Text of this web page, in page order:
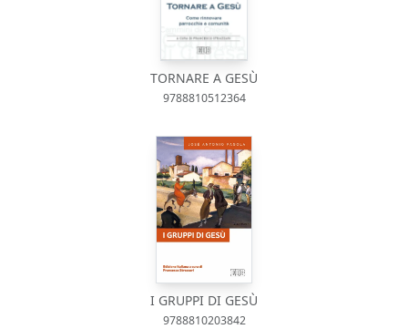
TORNARE A GESÙ
9788810512364
I GRUPPI DI GESÙ
9788810203842